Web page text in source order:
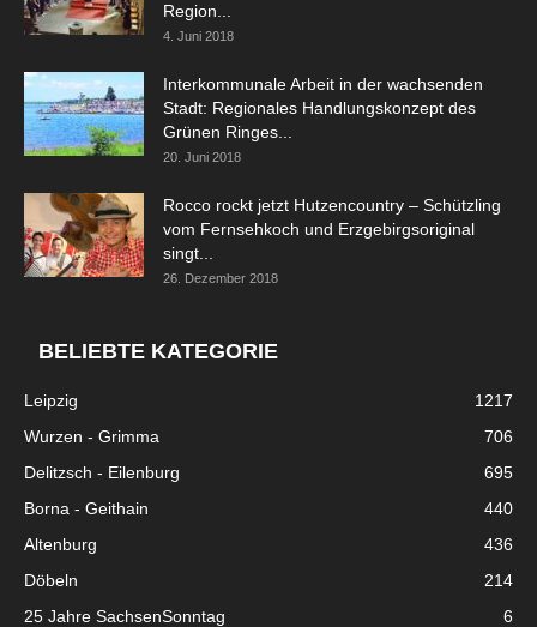
Region...
4. Juni 2018
Interkommunale Arbeit in der wachsenden
Stadt: Regionales Handlungskonzept des
Grünen Ringes...
20. Juni 2018
Rocco rockt jetzt Hutzencountry – Schützling
vom Fernsehkoch und Erzgebirgsoriginal
singt...
26. Dezember 2018
BELIEBTE KATEGORIE
Leipzig
1217
Wurzen - Grimma
706
Delitzsch - Eilenburg
695
Borna - Geithain
440
Altenburg
436
Döbeln
214
25 Jahre SachsenSonntag
6